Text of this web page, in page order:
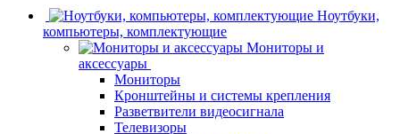
Ноутбуки,
компьютеры, комплектующие
Мониторы и
аксессуары
Мониторы
Кронштейны и системы крепления
Разветвители видеосигнала
Телевизоры